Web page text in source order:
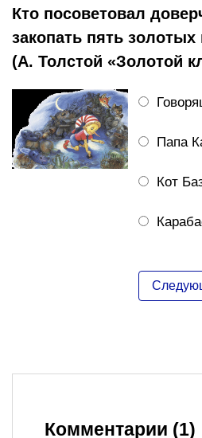
Кто посоветовал
закопать пять
(А. Толстой «Золотой
Папа
Кот
Комментарии (1)